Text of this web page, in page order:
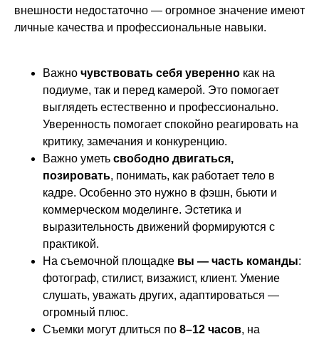
внешности недостаточно — огромное значение имеют
личные качества и профессиональные навыки.
Важно чувствовать себя уверенно как на
подиуме, так и перед камерой. Это помогает
выглядеть естественно и профессионально.
Уверенность помогает спокойно реагировать на
критику, замечания и конкуренцию.
Важно уметь свободно двигаться,
позировать, понимать, как работает тело в
кадре. Особенно это нужно в фэшн, бьюти и
коммерческом моделинге. Эстетика и
выразительность движений формируются с
практикой.
На съемочной площадке вы — часть команды:
фотограф, стилист, визажист, клиент. Умение
слушать, уважать других, адаптироваться —
огромный плюс.
Съемки могут длиться по 8–12 часов, на